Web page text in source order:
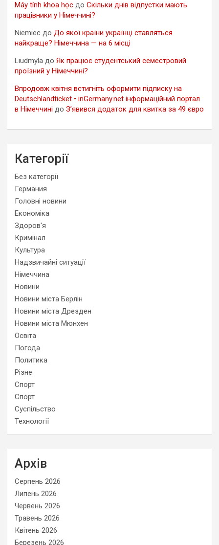
Máy tính khoa học до Скільки днів відпустки мають
працівники у Німеччині?
Niemiec до До якої країни українці ставляться
найкраще? Німеччина — на 6 місці
Liudmyla до Як працює студентський семестровий
проїзний у Німеччині?
Впродовж квітня встигніть оформити підписку на
Deutschlandticket • inGermany.net інформаційний портал
в Німеччині до З’явився додаток для квитка за 49 євро
Категорії
Без категорії
Германия
Головні новини
Економіка
Здоров'я
Кримінал
Культура
Надзвичайні ситуації
Німеччина
Новини
Новини міста Берлін
Новини міста Дрезден
Новини міста Мюнхен
Освіта
Погода
Политика
Різне
Спорт
Спорт
Суспільство
Технології
Архів
Серпень 2026
Липень 2026
Червень 2026
Травень 2026
Квітень 2026
Березень 2026